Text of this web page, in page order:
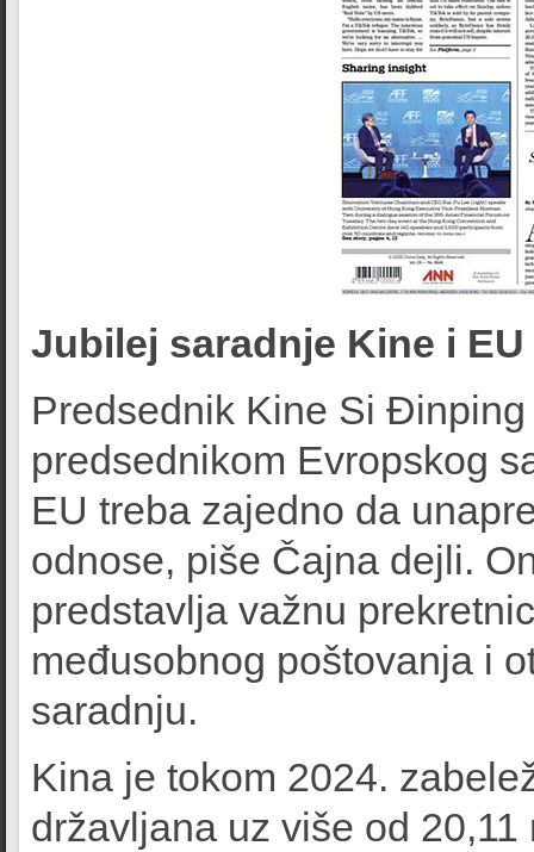
Jubilej saradnje Kine i EU
Predsednik Kine Si
predsednikom Evropskog
EU treba zajedno da
odnose, piše Čajna dejli.
predstavlja važnu
međusobnog poštovanja i
saradnju.
Kina je tokom 2024.
državljana uz više od